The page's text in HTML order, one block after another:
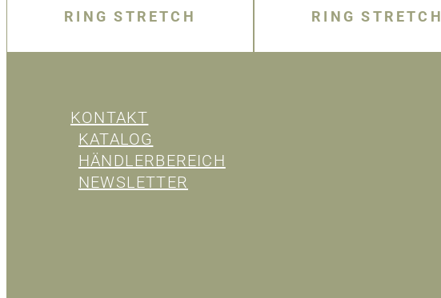
RING STRETCH RING STRETCH
KONTAKT
KATALOG
HÄNDLERBEREICH
NEWSLETTER